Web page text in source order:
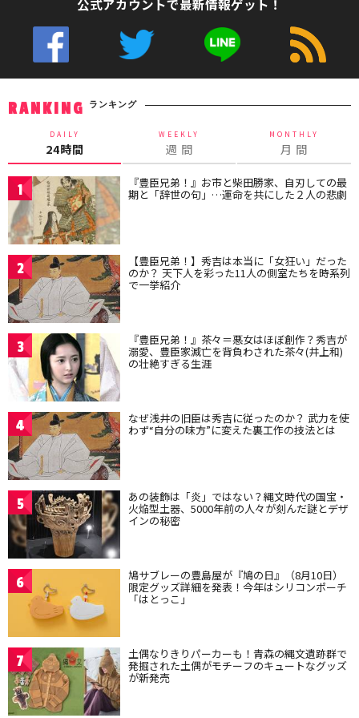
公式アカウントで最新情報ゲット！
RANKING ランキング
DAILY
24時間
WEEKLY
週 間
MONTHLY
月 間
1 『豊臣兄弟！』お市と柴田勝家、自刃しての最
期と「辞世の句」…運命を共にした２人の悲劇
2 【豊臣兄弟！】秀吉は本当に「女狂い」だった
のか？ 天下人を彩った11人の側室たちを時系列
で一挙紹介
3 『豊臣兄弟！』茶々＝悪女はほぼ創作？秀吉が
溺愛、豊臣家滅亡を背負わされた茶々(井上和)
の壮絶すぎる生涯
4 なぜ浅井の旧臣は秀吉に従ったのか？ 武力を使
わず“自分の味方”に変えた裏工作の技法とは
5 あの装飾は「炎」ではない？縄文時代の国宝・
火焔型土器、5000年前の人々が刻んだ謎とデザ
インの秘密
6 鳩サブレーの豊島屋が『鳩の日』（8月10日）
限定グッズ詳細を発表！今年はシリコンポーチ
「はとっこ」
7 土偶なりきりパーカーも！青森の縄文遺跡群で
発掘された土偶がモチーフのキュートなグッズ
が新発売